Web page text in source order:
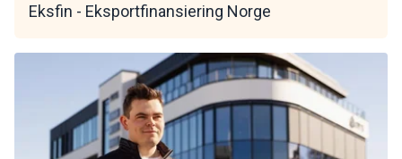
Eksfin - Eksportfinansiering Norge